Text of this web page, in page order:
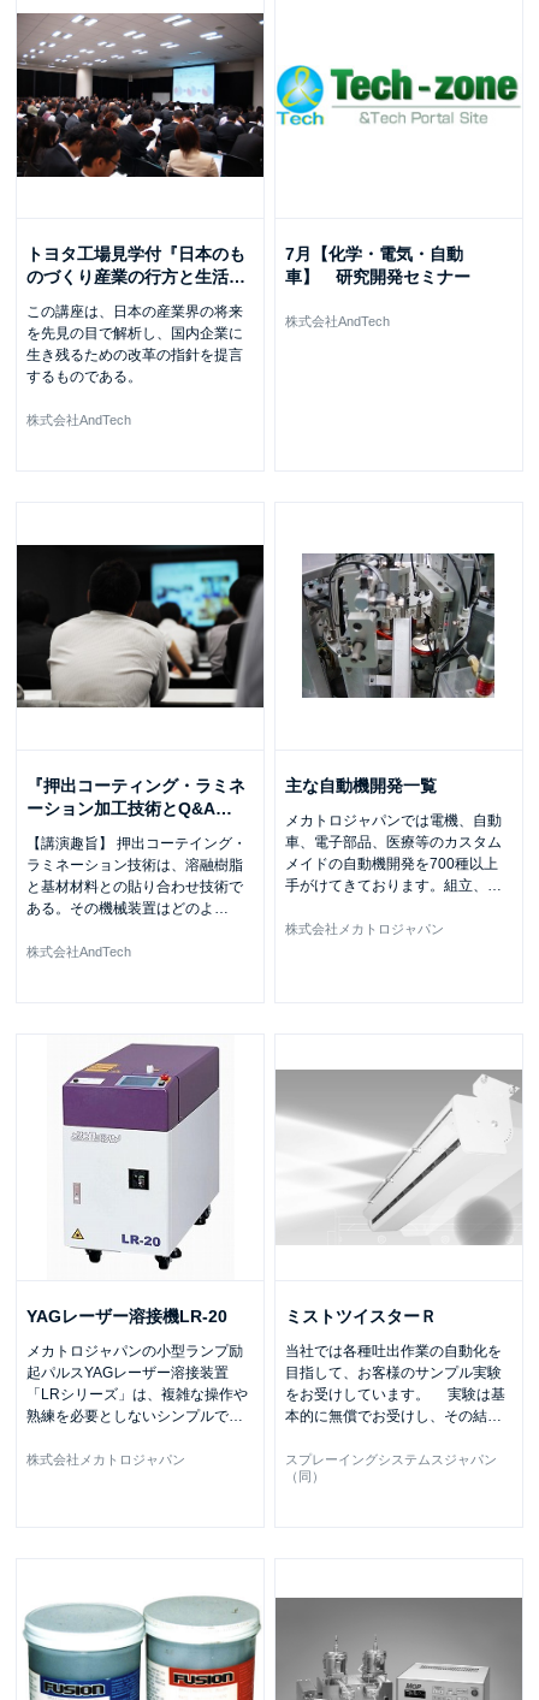
トヨタ工場見学付『日本のも
のづくり産業の行方と生活…
この講座は、日本の産業界の将来
を先見の目で解析し、国内企業に
生き残るための改革の指針を提言
するものである。
株式会社AndTech
7月【化学・電気・自動
車】 研究開発セミナー
株式会社AndTech
『押出コーティング・ラミネ
ーション加工技術とQ&A…
【講演趣旨】 押出コーテイング・
ラミネーション技術は、溶融樹脂
と基材材料との貼り合わせ技術で
ある。その機械装置はどのよ
株式会社AndTech
主な自動機開発一覧
メカトロジャパンでは電機、自動
車、電子部品、医療等のカスタム
メイドの自動機開発を700種以上
手がけてきております。組立、
株式会社メカトロジャパン
YAGレーザー溶接機LR-20
メカトロジャパンの小型ランプ励
起パルスYAGレーザー溶接装置
「LRシリーズ」は、複雑な操作や
熟練を必要としないシンプルで…
株式会社メカトロジャパン
ミストツイスターＲ
当社では各種吐出作業の自動化を
目指して、お客様のサンプル実験
をお受けしています。 実験は基
本的に無償でお受けし、その結…
スプレーイングシステムスジャパン
（同）